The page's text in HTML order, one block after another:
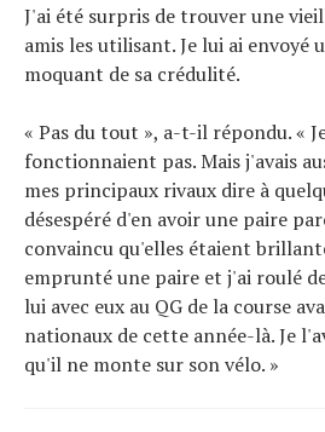
J'ai été surpris de trouver une
amis les utilisant. Je lui ai envoyé
moquant de sa crédulité.
« Pas du tout », a-t-il répondu. «
fonctionnaient pas. Mais j'avais
mes principaux rivaux dire à
désespéré d'en avoir une paire
convaincu qu'elles étaient
emprunté une paire et j'ai roulé
lui avec eux au QG de la course
nationaux de cette année-là. Je
qu'il ne monte sur son vélo. »